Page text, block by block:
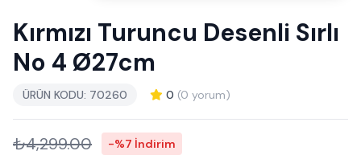
Kırmızı Turuncu Desenli Sırlı
No 4 Ø27cm
ÜRÜN KODU: 70260 0 (0 yorum)
₺4,299.00 -%7 İndirim